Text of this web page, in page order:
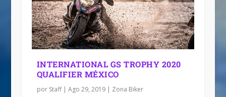
INTERNATIONAL GS TROPHY 2020
QUALIFIER MÉXICO
por Staff| Ago 29, 2019| Zona Biker